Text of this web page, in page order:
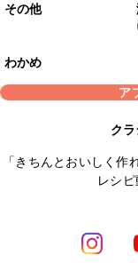
その他
わかめ
ア
ク
「きちんとおいしく
レシ